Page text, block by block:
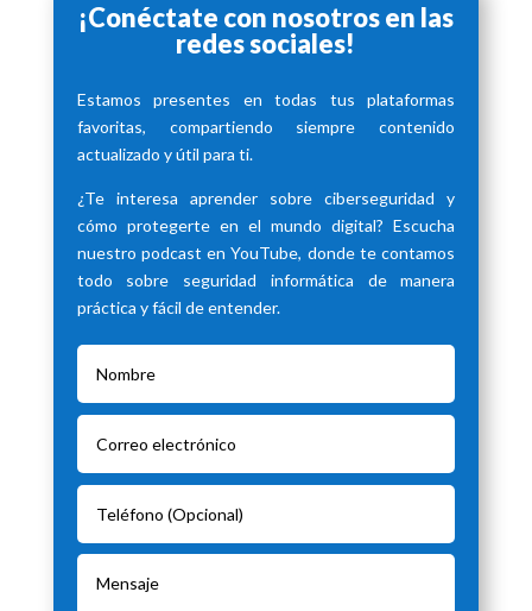
¡Conéctate con nosotros en las
redes sociales!
Estamos presentes en todas tus plataformas
favoritas, compartiendo siempre contenido
actualizado y útil para ti.
¿Te interesa aprender sobre ciberseguridad y
cómo protegerte en el mundo digital? Escucha
nuestro podcast en YouTube, donde te contamos
todo sobre seguridad informática de manera
práctica y fácil de entender.